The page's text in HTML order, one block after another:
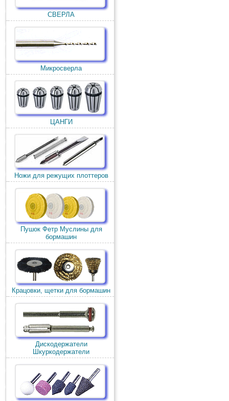
СВЕРЛА
Микросверла
ЦАНГИ
Ножи для режущих плоттеров
Пушок Фетр Муслины для
бормашин
Крацовки, щетки для бормашин
Дискодержатели
Шкуркодержатели